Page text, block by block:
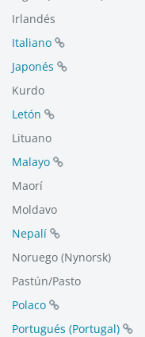
Irlandés
Italiano
Japonés
Kurdo
Letón
Lituano
Malayo
Maorí
Moldavo
Nepalí
Noruego (Nynorsk)
Pastún/Pasto
Polaco
Portugués (Portugal)